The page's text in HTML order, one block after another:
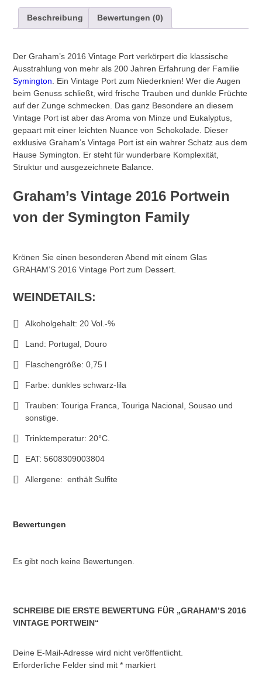
Beschreibung Bewertungen (0)
Der Graham’s 2016 Vintage Port verkörpert die klassische
Ausstrahlung von mehr als 200 Jahren Erfahrung der Familie
Symington . Ein Vintage Port zum Niederknien! Wer die Augen
beim Genuss schließt, wird frische Trauben und dunkle Früchte
auf der Zunge schmecken. Das ganz Besondere an diesem
Vintage Port ist aber das Aroma von Minze und Eukalyptus,
gepaart mit einer leichten Nuance von Schokolade. Dieser
exklusive Graham’s Vintage Port ist ein wahrer Schatz aus dem
Hause Symington. Er steht für wunderbare Komplexität,
Struktur und ausgezeichnete Balance.
Graham’s Vintage 2016 Portwein
von der Symington Family
Krönen Sie einen besonderen Abend mit einem Glas
GRAHAM’S 2016 Vintage Port zum Dessert.
WEINDETAILS:
Alkoholgehalt:20 Vol.-%
Land: Portugal, Douro
Flaschengröße: 0,75 l
Farbe: dunkles schwarz-lila
Trauben: Touriga Franca, Touriga Nacional, Sousao und
sonstige.
Trinktemperatur: 20°C.
EAT: 5608309003804
Allergene: enthält Sulfite
Bewertungen
Es gibt noch keine Bewertungen.
SCHREIBE DIE ERSTE BEWERTUNG FÜR „GRAHAM’S 2016
VINTAGE PORTWEIN“
Deine E-Mail-Adresse wird nicht veröffentlicht.
Erforderliche Felder sind mit* markiert